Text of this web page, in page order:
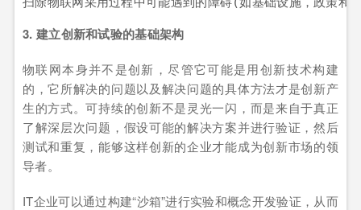
3. 建立创新和试验的基础架构
物联网本身并不是创新，尽管它可能是用创新技术构建
的，它所解决的问题以及解决问题的具体方法才是创新产
生的方式。可持续的创新不是灵光一闪，而是来自于真正
了解深层次问题，假设可能的解决方案并进行验证，然后
测试和重复，能够这样创新的企业才能成为创新市场的领
导者。
IT企业可以通过构建“沙箱”进行实验和概念开发验证，从而